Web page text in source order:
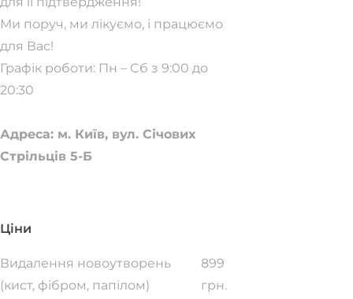
Ми поруч, ми лікуємо, і працюємо
для Вас!
Графік роботи: Пн – Cб з 9:00 до
20:30
Адреса: м. Київ, вул. Січових
Стрільців 5-Б
Ціни
Видалення новоутворень
(кист, фібром, папілом)
899
грн.